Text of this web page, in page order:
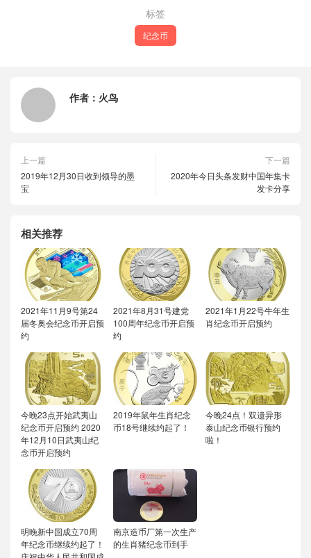
标签
纪念币
作者： 火鸟
上一篇
2019年12月30日收到领导的墨
宝
下一篇
2020年今日头条发财中国年集卡
发卡分享
相关推荐
2021年11月9号第24
届冬奥会纪念币开启预
约
2021年8月31号建党
100周年纪念币开启预
约
2021年1月22号牛年生
肖纪念币开启预约
今晚23点开始武夷山
纪念币开启预约 2020
年12月10日武夷山纪
念币开启预约
2019年鼠年生肖纪念
币18号继续约起了！
今晚24点！双遗异形
泰山纪念币银行预约
啦！
明晚新中国成立70周
年纪念币继续约起了！
南京造币厂第一次生产
的生肖猪纪念币到手